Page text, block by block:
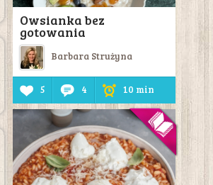
Owsianka bez
gotowania
Barbara Strużyna
5 4 10 min